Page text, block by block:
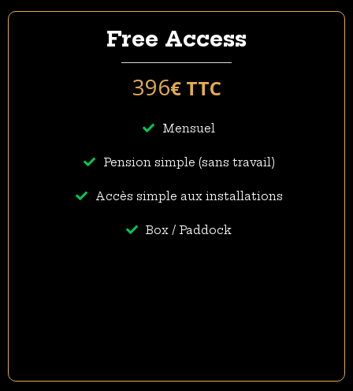
Free Access
396€ TTC
Mensuel
Pension simple (sans travail)
Accès simple aux installations
Box / Paddock